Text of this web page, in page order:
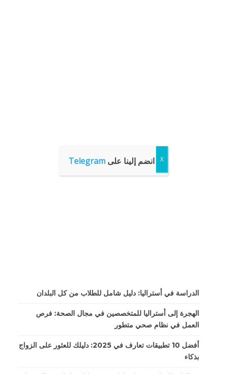
الدراسة في أستراليا: دليل شامل للطلاب من كل البلدان
الهجرة إلى أستراليا للمتخصصين في مجال الصحة: فرص
العمل في نظام صحي متطور
أفضل 10 تطبيقات تعارف في 2025: دليلك للعثور على الزواج
بذكاء
انضم إلينا على Telegram